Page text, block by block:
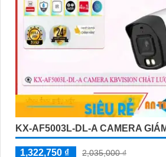
KX-AF5003L-DL-A CAMERA
1,322,750 ₫
2,035,000 ₫